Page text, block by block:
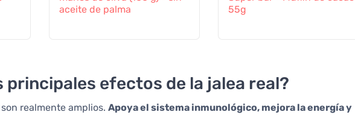
aceite de palma
55g
principales efectos de la jalea real?
realmente amplios. Apoya el sistema inmunológico, mejora la energía y